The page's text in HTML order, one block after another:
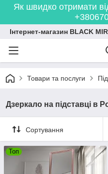
Як швидко отримати
Інтернет-магазин BLACK
Товари та послуги
Дзеркало на підставці в
Сортування
Топ